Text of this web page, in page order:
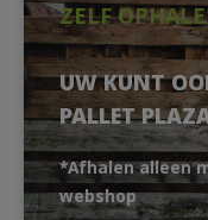
ZELF
UW KUNT
PALLET
*Afhalen alleen
webshop